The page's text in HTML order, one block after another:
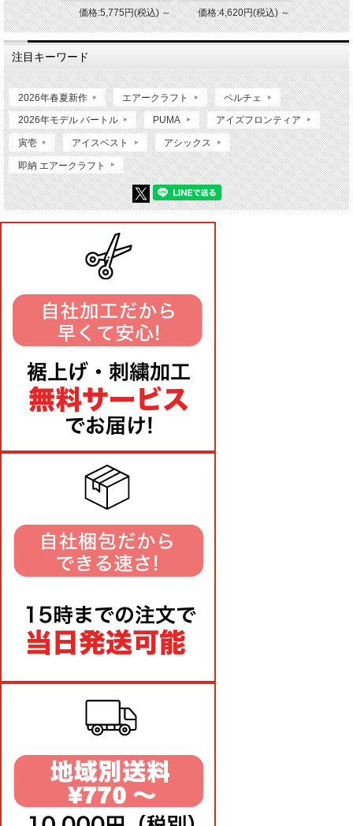
価格:5,775円(税込)～ 価格:4,620円(税込)～
注目キーワード
2026年春夏新作 エアークラフト ペルチェ
2026年モデル バートル PUMA アイズフロンティア
寅壱 アイスベスト アシックス
即納 エアークラフト